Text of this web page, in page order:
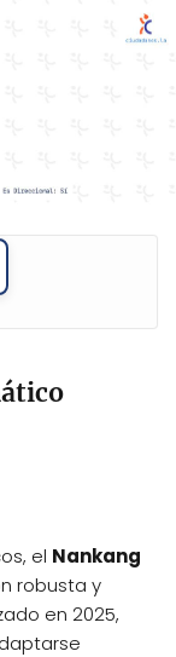
el Nankang
robusta y
en 2025,